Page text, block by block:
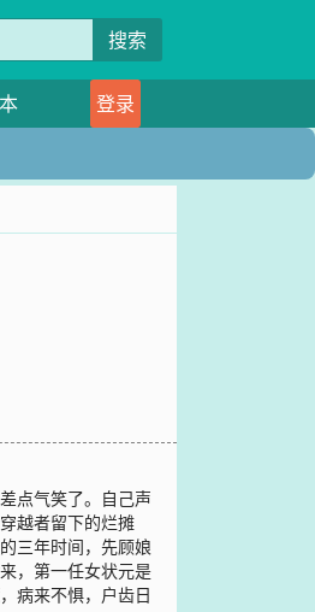
搜索
登录
点气笑了。自己声
越者留下的烂摊
三年时间，先顾娘
，第一任女状元是
病来不惧，户齿日